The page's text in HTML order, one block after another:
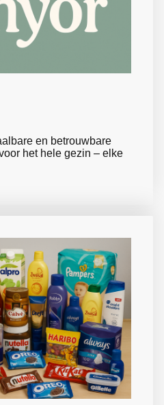
en betrouwbare
het hele gezin – elke